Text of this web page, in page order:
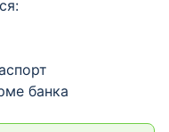
банка